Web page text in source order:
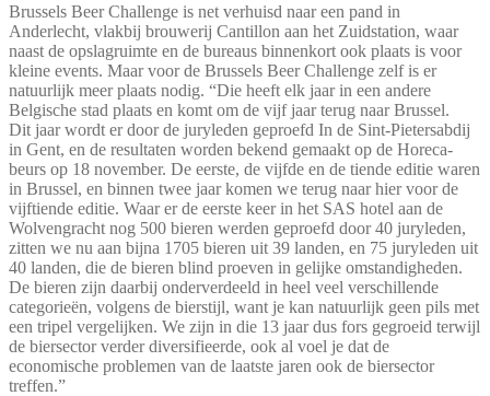
Brussels Beer Challenge is net verhuisd naar een pand in
Anderlecht, vlakbij brouwerij Cantillon aan het Zuidstation, waar
naast de opslagruimte en de bureaus binnenkort ook plaats is voor
kleine events. Maar voor de Brussels Beer Challenge zelf is er
natuurlijk meer plaats nodig. “Die heeft elk jaar in een andere
Belgische stad plaats en komt om de vijf jaar terug naar Brussel.
Dit jaar wordt er door de juryleden geproefd In de Sint-Pietersabdij
in Gent, en de resultaten worden bekend gemaakt op de Horeca-
beurs op 18 november. De eerste, de vijfde en de tiende editie waren
in Brussel, en binnen twee jaar komen we terug naar hier voor de
vijftiende editie. Waar er de eerste keer in het SAS hotel aan de
Wolvengracht nog 500 bieren werden geproefd door 40 juryleden,
zitten we nu aan bijna 1705 bieren uit 39 landen, en 75 juryleden uit
40 landen, die de bieren blind proeven in gelijke omstandigheden.
De bieren zijn daarbij onderverdeeld in heel veel verschillende
categorieën, volgens de bierstijl, want je kan natuurlijk geen pils met
een tripel vergelijken. We zijn in die 13 jaar dus fors gegroeid terwijl
de biersector verder diversifieerde, ook al voel je dat de
economische problemen van de laatste jaren ook de biersector
treffen.”